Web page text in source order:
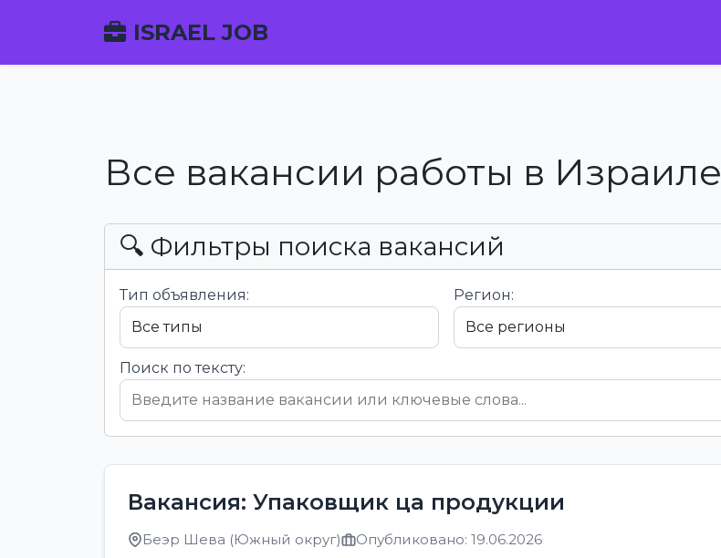
ISRAEL JOB
Все вакансии работы в Израиле
🔍 Фильтры поиска вакансий
Тип объявления: Регион:
Поиск по тексту:
Вакансия: Упаковщик ца продукции
Беэр Шева (Южный округ) Опубликовано: 19.06.2026